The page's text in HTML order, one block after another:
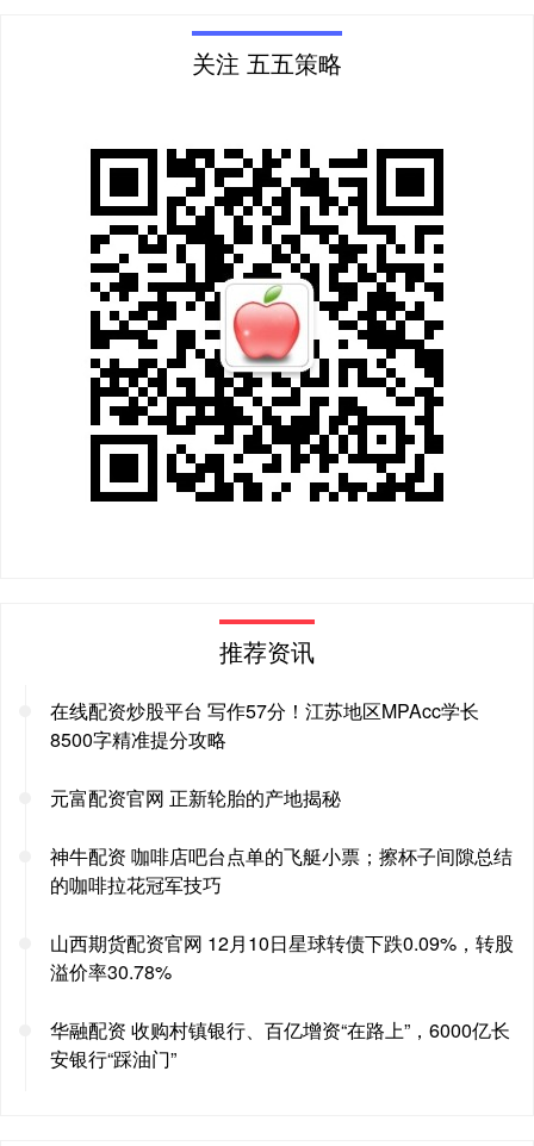
关注 五五策略
推荐资讯
在线配资炒股平台 写作57分！江苏地区MPAcc学长
8500字精准提分攻略
元富配资官网 正新轮胎的产地揭秘
神牛配资 咖啡店吧台点单的飞艇小票；擦杯子间隙总结
的咖啡拉花冠军技巧
山西期货配资官网 12月10日星球转债下跌0.09%，转股
溢价率30.78%
华融配资 收购村镇银行、百亿增资“在路上”，6000亿长
安银行“踩油门”